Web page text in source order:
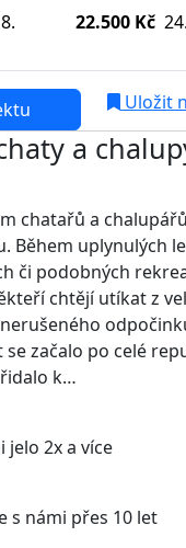
22.500 Kč
Uložit
a
chatařů a
Během uplynulých
či podobných
chtějí utíkat z
začalo po celé
k…
jelo 2x a více
s námi přes 10 let